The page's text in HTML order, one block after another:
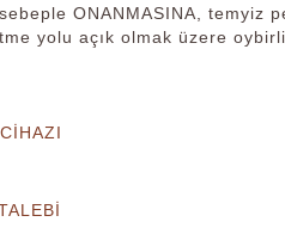
ONANMASINA, temyiz
yolu açık olmak üzere